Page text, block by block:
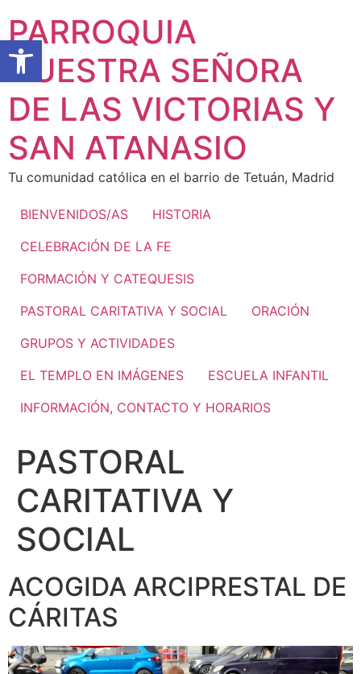
Abrir barra de herramientas
contenido
PARROQUIA
NUESTRA SEÑORA
DE LAS VICTORIAS Y
SAN ATANASIO
Tu comunidad católica en el barrio de Tetuán, Madrid
BIENVENIDOS/AS
HISTORIA
CELEBRACIÓN DE LA FE
FORMACIÓN Y CATEQUESIS
PASTORAL CARITATIVA Y SOCIAL
ORACIÓN
GRUPOS Y ACTIVIDADES
EL TEMPLO EN IMÁGENES
ESCUELA INFANTIL
INFORMACIÓN, CONTACTO Y HORARIOS
PASTORAL
CARITATIVA Y
SOCIAL
ACOGIDA ARCIPRESTAL DE
CÁRITAS